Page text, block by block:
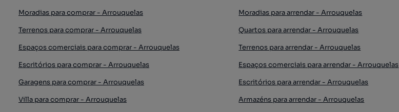
Moradias para comprar - Arrouquelas
Terrenos para comprar - Arrouquelas
Espaços comerciais para comprar - Arrouquelas
Escritórios para comprar - Arrouquelas
Garagens para comprar - Arrouquelas
Villa para comprar - Arrouquelas
Moradias para arrendar - Arrouquelas
Quartos para arrendar - Arrouquelas
Terrenos para arrendar - Arrouquelas
Espaços comerciais para arrendar - Arrouquelas
Escritórios para arrendar - Arrouquelas
Armazéns para arrendar - Arrouquelas